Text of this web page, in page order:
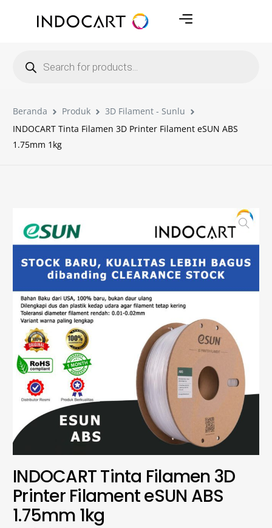
Beranda Produk
3D Filament - Sunlu
INDOCART Tinta Filamen 3D Printer Filament eSUN ABS
1.75mm 1kg
INDOCART Tinta Filamen 3D
Printer Filament eSUN ABS
1.75mm 1kg